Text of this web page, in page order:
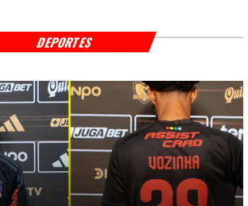
DEPORTES